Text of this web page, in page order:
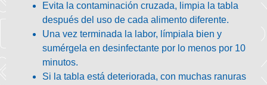
Evita la contaminación cruzada, limpia la tabla
después del uso de cada alimento diferente.
Una vez terminada la labor, límpiala bien y
sumérgela en desinfectante por lo menos por 10
minutos.
Si la tabla está deteriorada, con muchas ranuras